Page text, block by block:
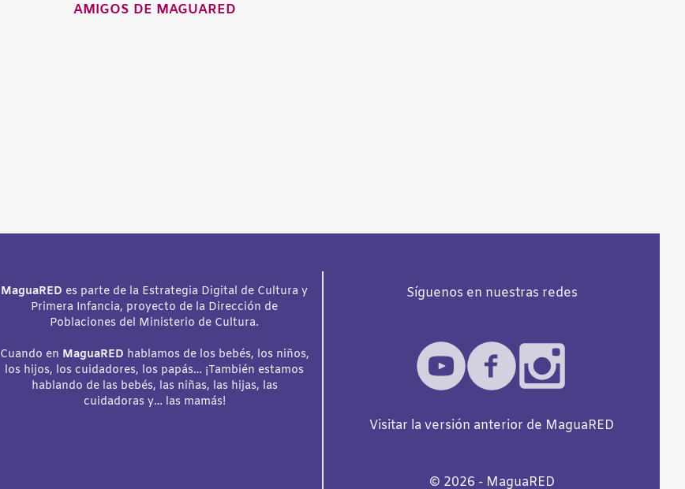
AMIGOS DE MAGUARED
MaguaRED es parte de la Estrategia Digital de Cultura y
Primera Infancia, proyecto de la Dirección de
Poblaciones del Ministerio de Cultura.
Cuando en MaguaRED hablamos de los bebés, los niños,
los hijos, los cuidadores, los papás… ¡También estamos
hablando de las bebés, las niñas, las hijas, las
cuidadoras y… las mamás!
Síguenos en nuestras redes
Visitar la versión anterior de MaguaRED
©️ 2026 - MaguaRED